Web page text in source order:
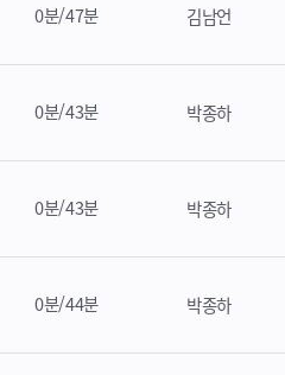
0분/47분 김남언
0분/43분 박종하
0분/43분 박종하
0분/44분 박종하